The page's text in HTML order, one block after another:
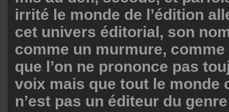
irrité le monde de l’édition
cet univers éditorial, son
comme un murmure,
que l’on ne prononce pas
voix mais que tout le monde
n’est pas un éditeur du